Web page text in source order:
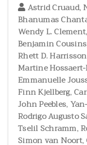
Astrid Cruaud,
Bhanumas
Wendy L. Clement,
Benjamin Cousins
Rhett D. Harrisson
Martine
Emmanuelle
Finn Kjellberg,
John Peebles,
Rodrigo Augusto
Tselil Schramm,
Simon van Noort,
แมลงและกีฏวิทยา
ไร่นาและระบบการเพาะ
วนศาสตร์และผลิตภัณฑ์
วิทยาศาสตร์ศึกษา
เศรษฐศาสตร์ ธุรกิจ แล
สัตววิทยาและผลิตภัณ
สุขภาพและพยาธิวิทยา
อนุกรมวิธาน
อาหารและโภชนาการม
Phytotaxa
วารสารสัตว์ป่าเมืองไทย
2021
2020